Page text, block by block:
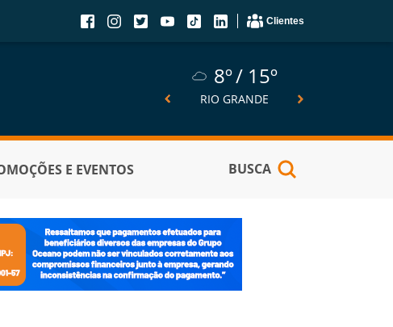
Clientes
8º 15º
RIO GRANDE
E EVENTOS BUSCA